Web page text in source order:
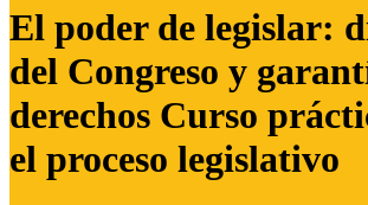
El poder de legislar:
del Congreso y
derechos Curso
el proceso legislativo